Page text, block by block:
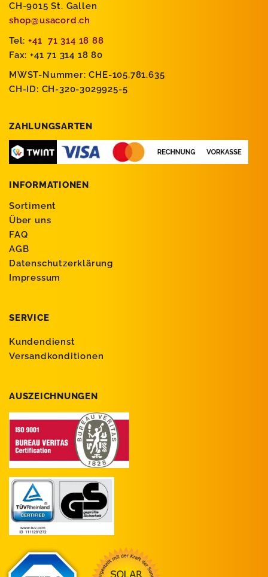
CH-9015 St. Gallen
shop@usacord.ch
Tel: +41 71 314 18 88
Fax: +41 71 314 18 80
MWST-Nummer: CHE-105.781.635
CH-ID: CH-320-3029925-5
ZAHLUNGSARTEN
INFORMATIONEN
Sortiment
Über uns
FAQ
AGB
Datenschutzerklärung
Impressum
SERVICE
Kundendienst
Versandkonditionen
AUSZEICHNUNGEN